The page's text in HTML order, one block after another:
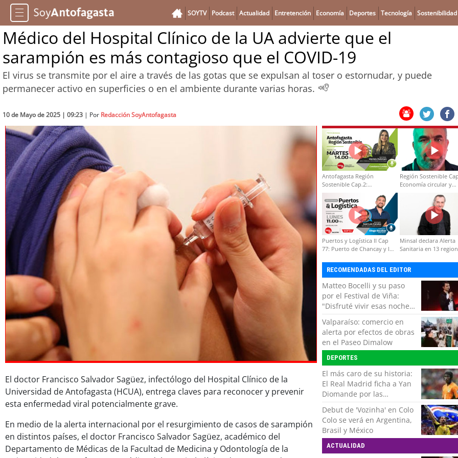
SOYTV Podcast Actualidad Entretención Economía Deportes Tecnología Sostenibilidad
Médico del Hospital Clínico de la UA advierte que el
sarampión es más contagioso que el COVID-19
El virus se transmite por el aire a través de las gotas que se expulsan al toser o estornudar, y puede
permanecer activo en superficies o en el ambiente durante varias horas.
10 de Mayo de 2025 | 09:23 | Por Redacción SoyAntofagasta
El doctor Francisco Salvador Sagüez, infectólogo del Hospital Clínico de la
Universidad de Antofagasta (HCUA), entrega claves para reconocer y prevenir
esta enfermedad viral potencialmente grave.
En medio de la alerta internacional por el resurgimiento de casos de sarampión
en distintos países, el doctor Francisco Salvador Sagüez, académico del
Departamento de Médicas de la Facultad de Medicina y Odontología de la
Antofagasta Región
Sostenible Cap.2:
Educación ambiental y
formación de capacidades
técnicas
Región Sostenible
Economía circular y
Puertos y Logística II Cap
77: Puerto de Chancay y la
Minsal declara Alerta
Sanitaria en 13
RECOMENDADAS DEL EDITOR
Matteo Bocelli y su paso
por el Festival de Viña:
"Disfruté vivir esas noches.
Es momento de volver con
mi show"
Valparaíso: comercio en
alerta por efectos de obras
en el Paseo Dimalow
DEPORTES
El más caro de su historia:
El Real Madrid ficha a Yan
Diomande por las
próximas siete temporadas
Debut de 'Vozinha' en Colo
Colo se verá en Argentina,
Brasil y México
ACTUALIDAD